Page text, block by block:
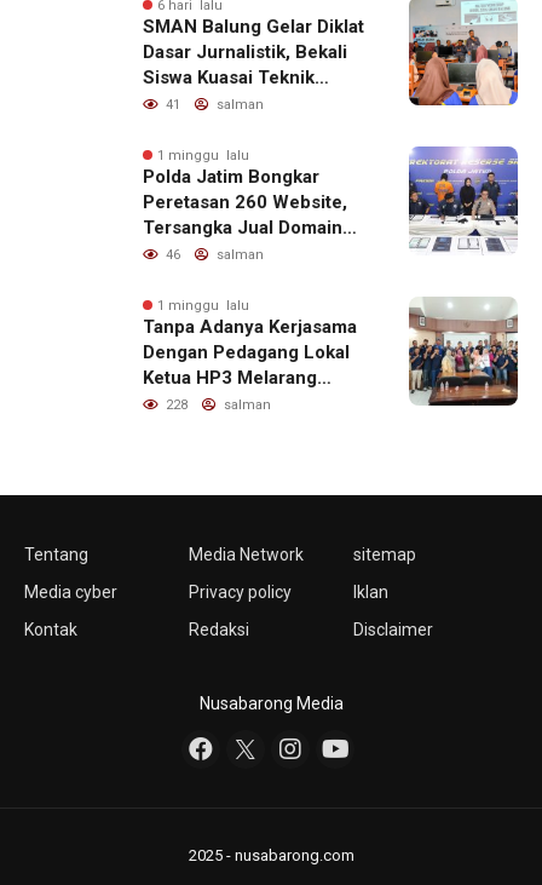
6 hari lalu
SMAN Balung Gelar Diklat
Dasar Jurnalistik, Bekali
Siswa Kuasai Teknik
Menulis Berita yang
41 salman
1 minggu lalu
Polda Jatim Bongkar
Peretasan 260 Website,
Tersangka Jual Domain
untuk Promosi Judi Online
46 salman
1 minggu lalu
Tanpa Adanya Kerjasama
Dengan Pedagang Lokal
Ketua HP3 Melarang
Aktifitas Pedagang Ikan
228 salman
Tentang
Media cyber
Kontak
Media Network
Privacy policy
Redaksi
sitemap
Iklan
Disclaimer
Nusabarong Media
2025 - nusabarong.com